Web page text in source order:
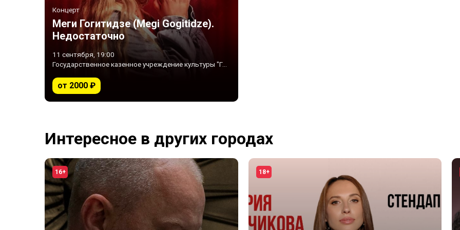
Концерт
Меги Гогитидзе (Megi Gogitidze).
Недостаточно
11 сентября, 19:00
Государственное казенное учреждение культуры "Государственный музыкальный театр" (ГКУК "ГМТ")
от 2000 ₽
Интересное в других городах
16+ 18+